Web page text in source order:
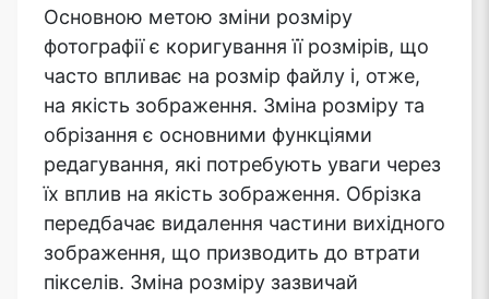
Основною метою зміни розміру
фотографії є коригування її розмірів, що
часто впливає на розмір файлу і, отже,
на якість зображення. Зміна розміру та
обрізання є основними функціями
редагування, які потребують уваги через
їх вплив на якість зображення. Обрізка
передбачає видалення частини вихідного
зображення, що призводить до втрати
пікселів. Зміна розміру зазвичай